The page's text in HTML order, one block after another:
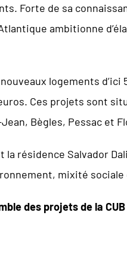
Forte de sa
ambitionne
logements
Ces projets sont
Bègles, Pessac et
résidence Salvador
mixité
des projets de la